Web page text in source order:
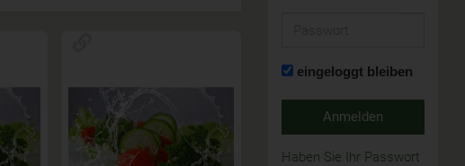
eingeloggt bleiben
Anmelden
Haben Sie Ihr Passwort